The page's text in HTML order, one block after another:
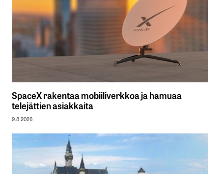
SpaceX rakentaa mobiiliverkkoa ja hamuaa
telejättien asiakkaita
9.8.2026